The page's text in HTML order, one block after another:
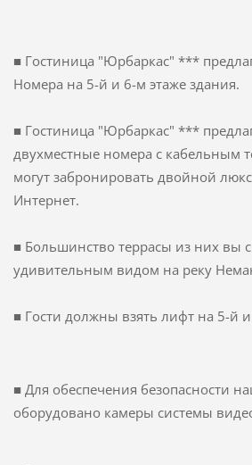
■ Гостиница "Юрбаркас" ***
Номера на 5-й и 6-м этаже здания.
■ Гостиница "Юрбаркас" ***
двухместные номера с кабельным
могут забронировать двойной
Интернет.
■ Большинство террасы из них вы
удивительным видом на реку
■ Гости должны взять лифт на 5-й и
■ Для обеспечения безопасности
оборудованo камеры системы